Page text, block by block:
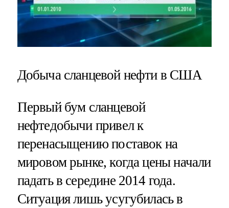
Добыча сланцевой нефти в США
Первый бум сланцевой
нефтедобычи привел к
перенасыщению поставок на
мировом рынке, когда цены начали
падать в середине 2014 года.
Ситуация лишь усугубилась в